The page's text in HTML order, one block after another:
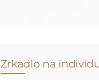
Zrkadlo na